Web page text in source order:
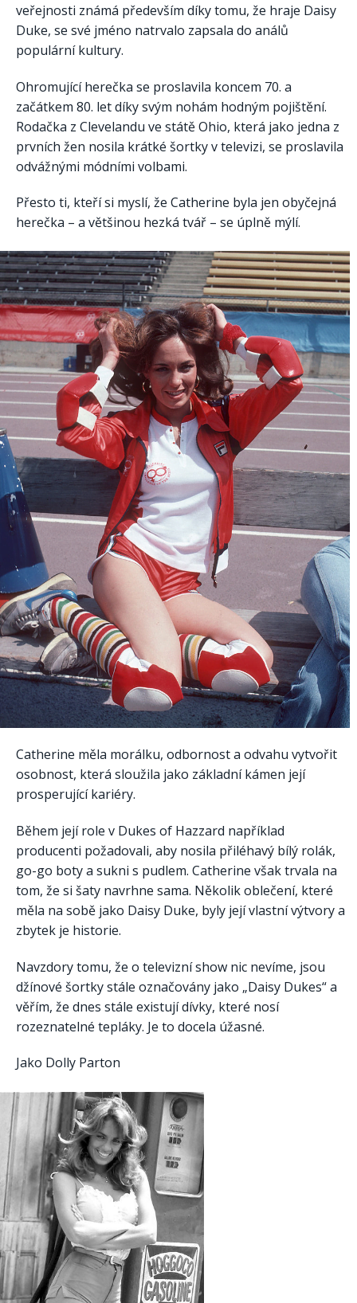
veřejnosti známá především díky tomu, že hraje Daisy
Duke, se své jméno natrvalo zapsala do análů
populární kultury.
Ohromující herečka se proslavila koncem 70. a
začátkem 80. let díky svým nohám hodným pojištění.
Rodačka z Clevelandu ve státě Ohio, která jako jedna z
prvních žen nosila krátké šortky v televizi, se proslavila
odvážnými módními volbami.
Přesto ti, kteří si myslí, že Catherine byla jen obyčejná
herečka – a většinou hezká tvář – se úplně mýlí.
Catherine měla morálku, odbornost a odvahu vytvořit
osobnost, která sloužila jako základní kámen její
prosperující kariéry.
Během její role v Dukes of Hazzard například
producenti požadovali, aby nosila přiléhavý bílý rolák,
go-go boty a sukni s pudlem. Catherine však trvala na
tom, že si šaty navrhne sama. Několik oblečení, které
měla na sobě jako Daisy Duke, byly její vlastní výtvory a
zbytek je historie.
Navzdory tomu, že o televizní show nic nevíme, jsou
džínové šortky stále označovány jako „Daisy Dukes“ a
věřím, že dnes stále existují dívky, které nosí
rozeznatelné tepláky. Je to docela úžasné.
Jako Dolly Parton